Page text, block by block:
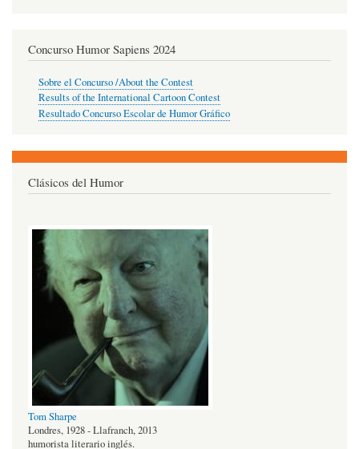
Concurso Humor Sapiens 2024
Sobre el Concurso /About the Contest
Results of the International Cartoon Contest
Resultado Concurso Escolar de Humor Gráfico
Clásicos del Humor
Tom Sharpe
Londres, 1928 - Llafranch, 2013
humorista literario inglés.